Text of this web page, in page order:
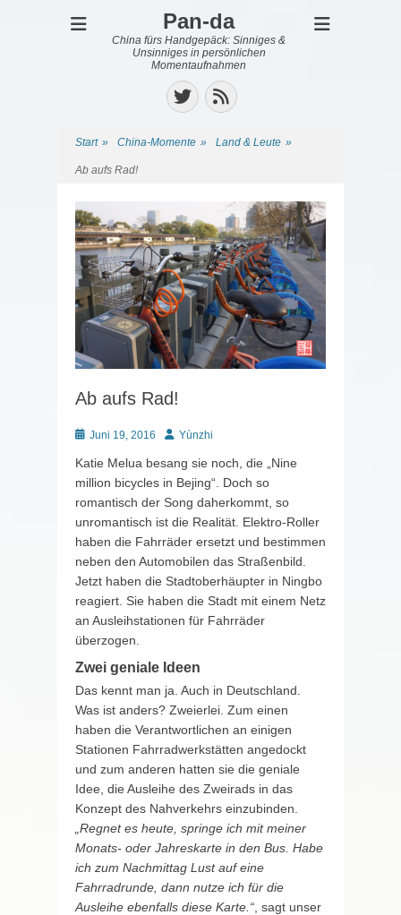
Pan-da
China fürs Handgepäck: Sinniges &
Unsinniges in persönlichen
Momentaufnahmen
Twitter
Feed
Start » China-Momente » Land & Leute »
Ab aufs Rad!
Ab aufs Rad!
Posted
Juni 19, 2016 AutorYùnzhi
Katie Melua besang sie noch, die „Nine
million bicycles in Bejing“. Doch so
romantisch der Song daherkommt, so
unromantisch ist die Realität. Elektro-Roller
haben die Fahrräder ersetzt und bestimmen
neben den Automobilen das Straßenbild.
Jetzt haben die Stadtoberhäupter in Ningbo
reagiert. Sie haben die Stadt mit einem Netz
an Ausleihstationen für Fahrräder
überzogen.
Zwei geniale Ideen
Das kennt man ja. Auch in Deutschland.
Was ist anders? Zweierlei. Zum einen
haben die Verantwortlichen an einigen
Stationen Fahrradwerkstätten angedockt
und zum anderen hatten sie die geniale
Idee, die Ausleihe des Zweirads in das
Konzept des Nahverkehrs einzubinden.
„Regnet es heute, springe ich mit meiner
Monats- oder Jahreskarte in den Bus. Habe
ich zum Nachmittag Lust auf eine
Fahrradrunde, dann nutze ich für die
Ausleihe ebenfalls diese Karte.“ , sagt unser